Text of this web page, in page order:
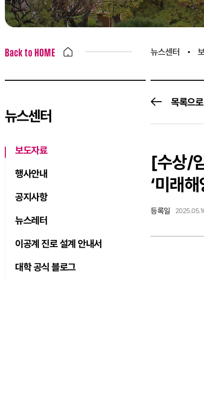
Back to HOME 뉴스센터
뉴스센터
보도자료
행사안내
공지사항
뉴스레터
이공계 진로 설계 안내서
대학 공식 블로그
목록으
[수상/
‘미래
등록일